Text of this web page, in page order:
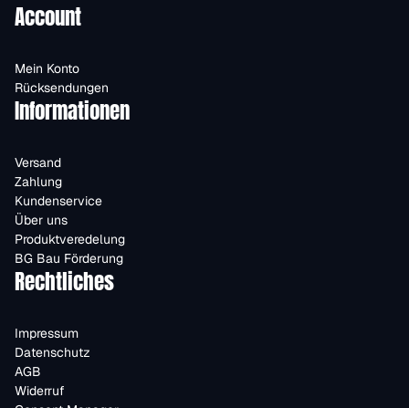
Account
Mein Konto
Rücksendungen
Informationen
Versand
Zahlung
Kundenservice
Über uns
Produktveredelung
BG Bau Förderung
Rechtliches
Impressum
Datenschutz
AGB
Widerruf